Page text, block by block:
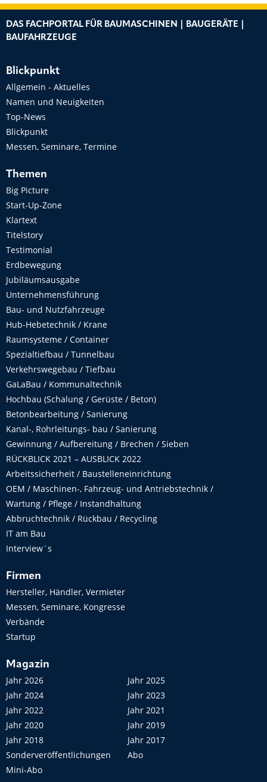
DAS FACHPORTAL FÜR BAUMASCHINEN | BAUGERÄTE |
BAUFAHRZEUGE
Blickpunkt
Allgemein - Aktuelles
Namen und Neuigkeiten
Top-News
Blickpunkt
Messen, Seminare, Termine
Themen
Big Picture
Start-Up-Zone
Klartext
Titelstory
Testimonial
Erdbewegung
Jubiläumsausgabe
Unternehmensführung
Bau- und Nutzfahrzeuge
Hub-Hebetechnik / Krane
Raumsysteme / Container
Spezialtiefbau / Tunnelbau
Verkehrswegebau / Tiefbau
GaLaBau / Kommunaltechnik
Hochbau (Schalung / Gerüste / Beton)
Betonbearbeitung / Sanierung
Kanal-, Rohrleitungs- bau / Sanierung
Gewinnung / Aufbereitung / Brechen / Sieben
RÜCKBLICK 2021 – AUSBLICK 2022
Arbeitssicherheit / Baustelleneinrichtung
OEM / Maschinen-, Fahrzeug- und Antriebstechnik /
Wartung / Pflege / Instandhaltung
Abbruchtechnik / Rückbau / Recycling
IT am Bau
Interview´s
Firmen
Hersteller, Händler, Vermieter
Messen, Seminare, Kongresse
Verbände
Startup
Magazin
Jahr 2026
Jahr 2025
Jahr 2024
Jahr 2023
Jahr 2022
Jahr 2021
Jahr 2020
Jahr 2019
Jahr 2018
Jahr 2017
Sonderveröffentlichungen
Abo
Mini-Abo